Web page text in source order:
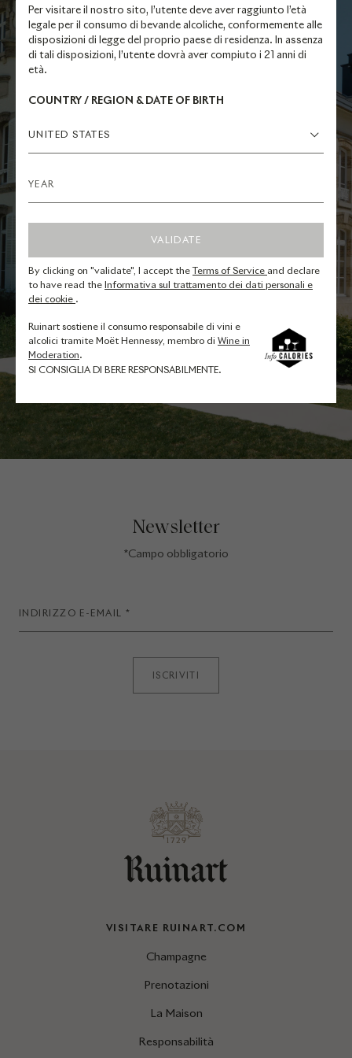
Per visitare il nostro sito, l’utente deve aver raggiunto l’età
legale per il consumo di bevande alcoliche, conformemente alle
disposizioni di legge del proprio paese di residenza. In assenza
di tali disposizioni, l’utente dovrà aver compiuto i 21 anni di
età.
COUNTRY / REGION & DATE OF BIRTH
UNITED STATES
VALIDATE
By clicking on "validate", I accept theTerms of Service and declare
to have read the Informativa sul trattamento dei dati personali e
dei cookie .
Ruinart sostiene il consumo responsabile di vini e
alcolici tramite Moët Hennessy, membro di Wine in
Moderation.
SI CONSIGLIA DI BERE RESPONSABILMENTE.
TADASHI KAWAMATA AL
CIVICO DI
Scopri le opere di Tadashi Kawamata al
civico 4 RUE DES CRAYÈRES, presso i
giardini di Maison Ruinart.
SCOPRI DI PIÙ
Newsletter
*Campo obbligatorio
ISCRIVITI
VISITARE RUINART.COM
Champagne
Prenotazioni
La Maison
Responsabilità